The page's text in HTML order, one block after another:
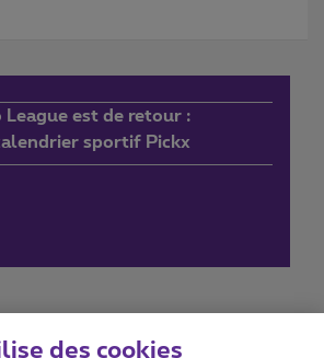
League est de retour :
sportif Pickx
des cookies